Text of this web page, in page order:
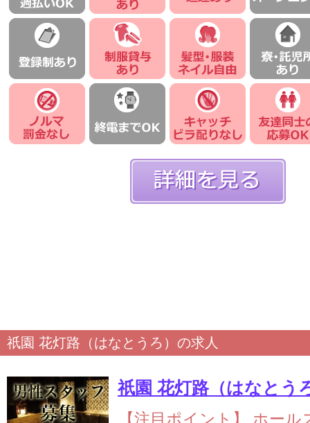
祇園 花灯路（はなとうろ）の求人
祇園 花灯路（はなとう
【注目ポイント】
ホール